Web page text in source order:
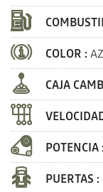
COLOR :
CAJA
POTENCIA
PUERTAS :